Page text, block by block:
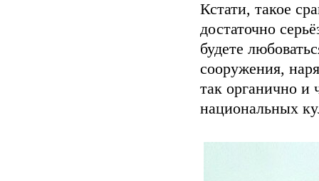
Кстати, такое
достаточно
будете
сооружения,
так органично
национальных